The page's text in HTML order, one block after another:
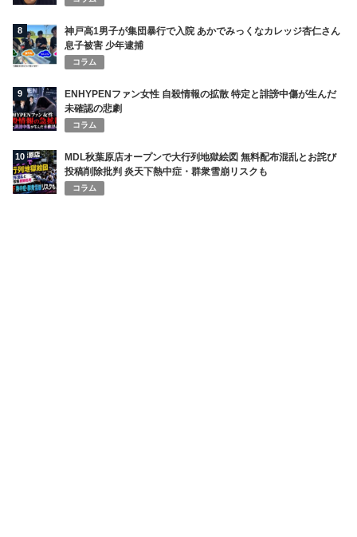
8
神戸高1男子が集団暴行で入院 あかでみっくなカレッジ杏仁さん
息子被害 少年逮捕
コラム
9
ENHYPENファン女性 自殺情報の拡散 特定と誹謗中傷が生んだ
未確認の悲劇
コラム
10
MDL秋葉原店オープンで大行列地獄絵図 無料配布混乱とお詫び
投稿削除批判 炎天下熱中症・群衆雪崩リスクも
コラム